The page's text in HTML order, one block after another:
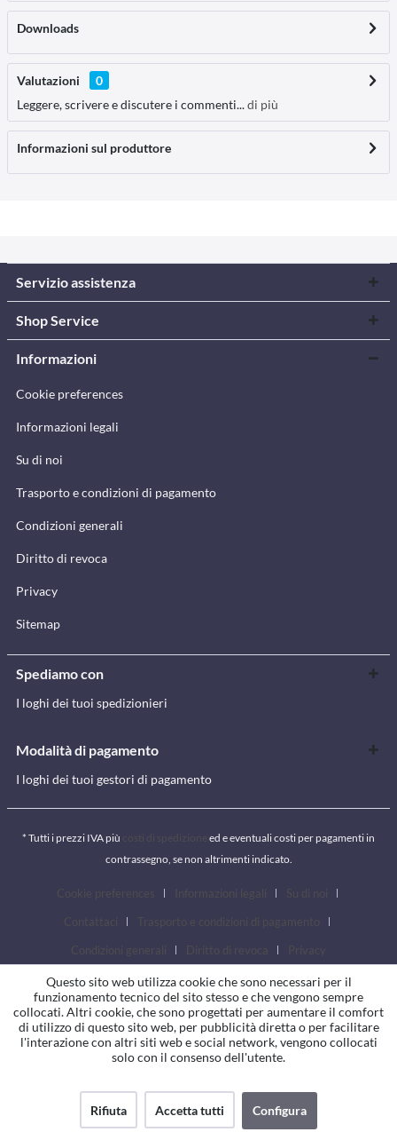
Downloads
Valutazioni
0
Leggere, scrivere e discutere i commenti...di più
Informazioni sul produttore
Servizio assistenza
Shop Service
Informazioni
Cookie preferences
Informazioni legali
Su di noi
Trasporto e condizioni di pagamento
Condizioni generali
Diritto di revoca
Privacy
Sitemap
Spediamo con
I loghi dei tuoi spedizionieri
Modalità di pagamento
I loghi dei tuoi gestori di pagamento
* Tutti i prezzi IVA più
ed e eventuali costi per pagamenti in
contrassegno, se non altrimenti indicato.
Questo sito web utilizza cookie che sono necessari per il
funzionamento tecnico del sito stesso e che vengono sempre
collocati. Altri cookie, che sono progettati per aumentare il comfort
di utilizzo di questo sito web, per pubblicità diretta o per facilitare
l'interazione con altri siti web e social network, vengono collocati
solo con il consenso dell'utente.
Rifiuta Accetta tutti Configura